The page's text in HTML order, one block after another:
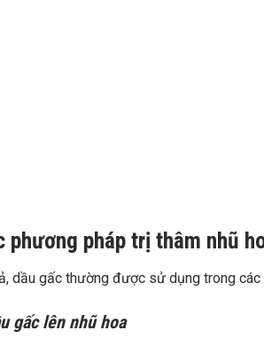
phương pháp trị thâm nhũ
dầu gấc thường được sử dụng trong
gấc lên nhũ hoa